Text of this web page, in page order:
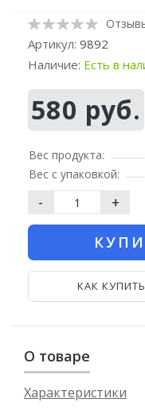
Артикул: 9892
Наличие: Есть в
580 руб.
Вес продукта:
Вес с упаковкой:
- +
КАК КУПИТЬ
О товаре
Характеристики